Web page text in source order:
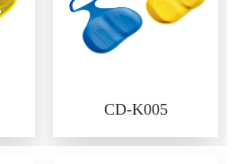
CD-K005